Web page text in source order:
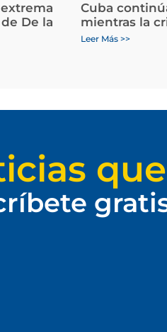
De la
Cuba
mientras la
Leer Más >>